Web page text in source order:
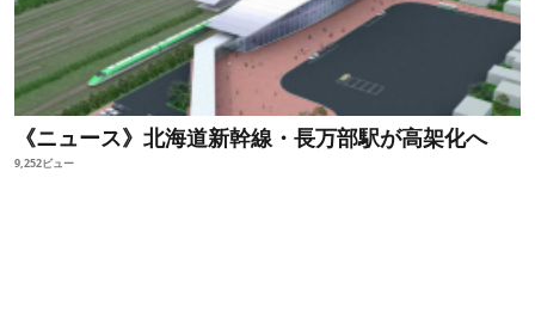
《ニュース》北海道新幹線・長万部駅が高架化へ
9,252ビュー